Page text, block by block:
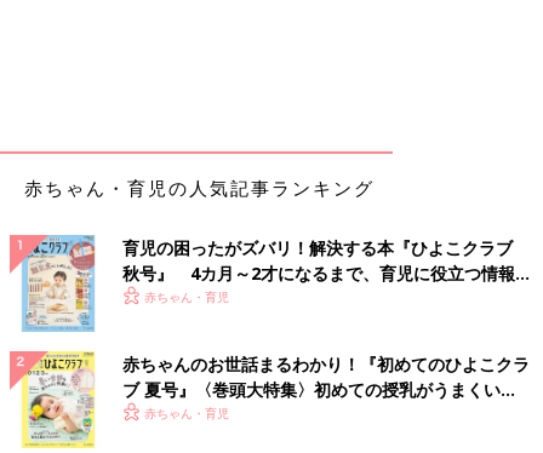
赤ちゃん・育児の人気記事ランキング
育児の困ったがズバリ！解決する本『ひよこクラブ
秋号』 4カ月～2才になるまで、育児に役立つ情報が
いっぱい！
赤ちゃん・育児
赤ちゃんのお世話まるわかり！『初めてのひよこクラ
ブ 夏号』〈巻頭大特集〉初めての授乳がうまくい
く！ おっぱい・ミルクの基本と夏のトラブル 解決テ
赤ちゃん・育児